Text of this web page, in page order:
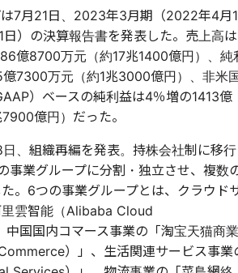
7月21日、2023年3月期（2022年4月1
）の決算報告書を発表した。売上高は
億8700万元（約17兆1400億円）、純
7300万元（約1兆3000億円）、非米
）ベースの純利益は4％増の1413億
億円）だった。
、組織再編を発表。持株会社制に移行
事業グループに分割・独立させ、複数
。6つの事業グループとは、クラウド
雲智能（Alibaba Cloud
国国内コマース事業の「淘宝天猫商業
）」、生活関連サービス事業